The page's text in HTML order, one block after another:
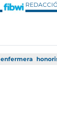
enfermera